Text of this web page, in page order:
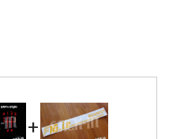
+